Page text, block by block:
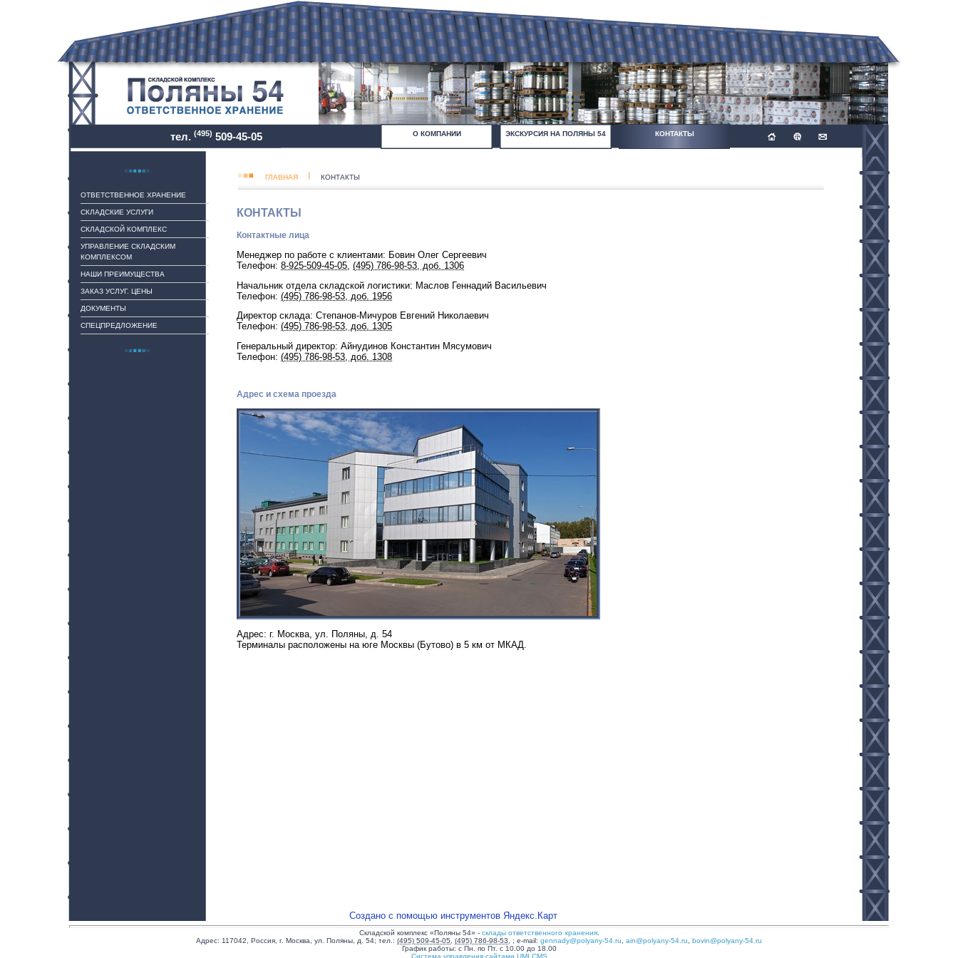
тел. (495) 509-45-05 О КОМПАНИИ ЭКСКУРСИЯ НА ПОЛЯНЫ 54 КОНТАКТЫ
ОТВЕТСТВЕННОЕ ХРАНЕНИЕ
СКЛАДСКИЕ УСЛУГИ
СКЛАДСКОЙ КОМПЛЕКС
УПРАВЛЕНИЕ СКЛАДСКИМ
КОМПЛЕКСОМ
НАШИ ПРЕИМУЩЕСТВА
ЗАКАЗ УСЛУГ. ЦЕНЫ
ДОКУМЕНТЫ
СПЕЦПРЕДЛОЖЕНИЕ
ГЛАВНАЯ КОНТАКТЫ
КОНТАКТЫ
Контактные лица
Менеджер по работе с клиентами: Бовин Олег Сергеевич
Телефон: 8-925-509-45-05 (495) 786-98-53, доб. 1306
Начальник отдела складской логистики: Маслов Геннадий Васильевич
Телефон: (495) 786-98-53, доб. 1956
Директор склада: Степанов-Мичуров Евгений Николаевич
Телефон: (495) 786-98-53, доб. 1305
Генеральный директор: Айнудинов Константин Мясумович
Телефон: (495) 786-98-53, доб. 1308
Адрес и схема проезда
Адрес: г. Москва ул. Поляны, д. 54
Терминалы расположены на юге Москвы (Бутово) в 5 км от МКАД.
Создано с помощью инструментов Яндекс.Карт
Складской комплекс «Поляны 54» - склады ответственного хранения.
Адрес: 117042 Россия г. Москва ул. Поляны, д. 54; тел.: (495) 509-45-05 (495) 786-98-53 ; e-mail: gennady@polyany-54.ru ain@polyany-54.ru
bovin@polyany-54.ru
График работы: с Пн. по Пт. с 10.00 до 18.00
Система управления сайтами UMI.CMS